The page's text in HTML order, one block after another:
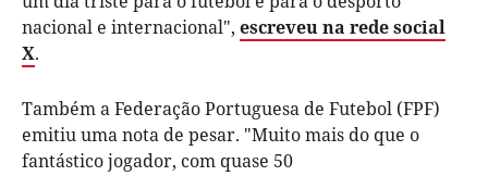
nacional e internacional", escreveu na rede social
X.
Também a Federação Portuguesa de Futebol (FPF)
emitiu uma nota de pesar. "Muito mais do que o
fantástico jogador, com quase 50